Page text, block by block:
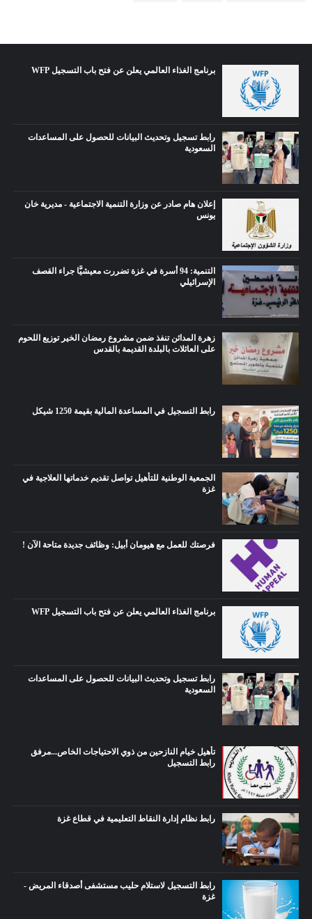
برنامج الغذاء العالمي يعلن عن فتح باب التسجيل WFP
رابط تسجيل وتحديث البيانات للحصول على المساعدات
السعودية
إعلان هام صادر عن وزارة التنمية الاجتماعية - مديرية خان
يونس
التنمية: 94 أسرة في غزة تضررت معيشيًّا جراء القصف
الإسرائيلي
زهرة المدائن تنفذ ضمن مشروع رمضان الخير توزيع اللحوم
على العائلات بالبلدة القديمة بالقدس
رابط التسجيل في المساعدة المالية بقيمة 1250 شيكل
الجمعية الوطنية للتأهيل تواصل تقديم خدماتها العلاجية في
غزة
فرصتك للعمل مع هيومان أبيل: وظائف جديدة متاحة الآن !
برنامج الغذاء العالمي يعلن عن فتح باب التسجيل WFP
رابط تسجيل وتحديث البيانات للحصول على المساعدات
السعودية
تأهيل خيام النازحين من ذوي الاحتياجات الخاص...مرفق
رابط التسجيل
رابط نظام إدارة النقاط التعليمية في قطاع غزة
رابط التسجيل لاستلام حليب مستشفى أصدقاء المريض -
غزة